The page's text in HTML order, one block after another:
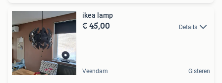
ikea lamp
€ 45,00 Details
Veendam Gisteren